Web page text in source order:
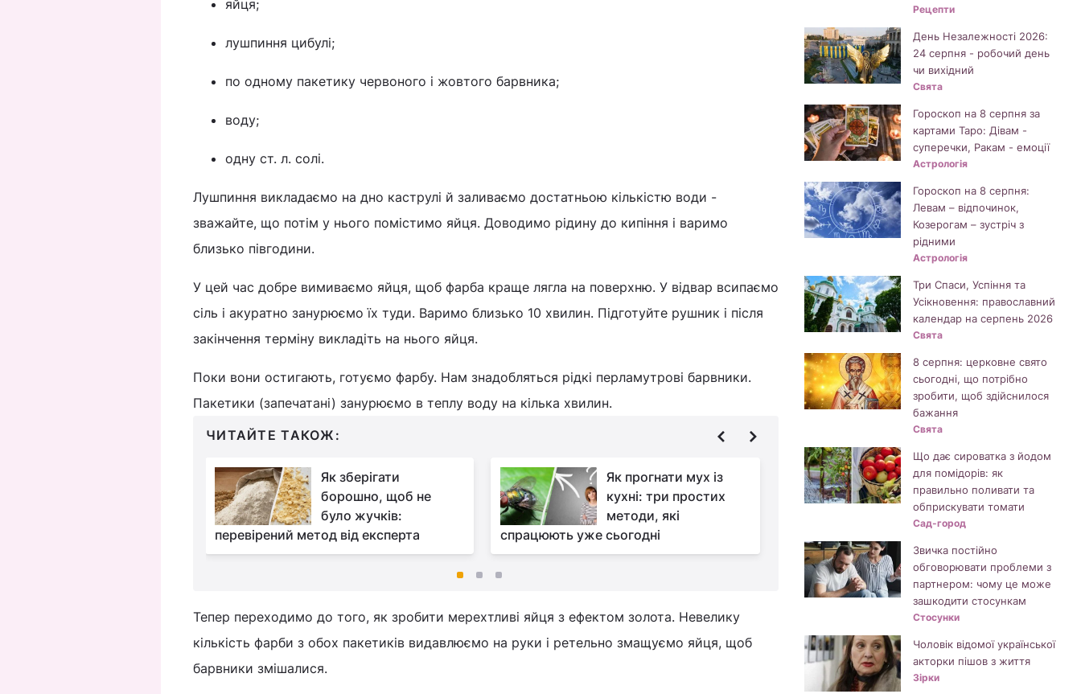
яйця;
лушпиння цибулі;
по одному пакетику червоного і жовтого барвника;
воду;
одну ст. л. солі.
Лушпиння викладаємо на дно каструлі й заливаємо достатньою кількістю води -
зважайте, що потім у нього помістимо яйця. Доводимо рідину до кипіння і варимо
близько півгодини.
У цей час добре вимиваємо яйця, щоб фарба краще лягла на поверхню. У відвар всипаємо
сіль і акуратно занурюємо їх туди. Варимо близько 10 хвилин. Підготуйте рушник і після
закінчення терміну викладіть на нього яйця.
Поки вони остигають, готуємо фарбу. Нам знадобляться рідкі перламутрові барвники.
Пакетики (запечатані) занурюємо в теплу воду на кілька хвилин.
ЧИТАЙТЕ ТАКОЖ:
Як зберігати
борошно, щоб не
було жучків:
перевірений метод від експерта
Як прогнати мух із
кухні: три простих
методи, які
спрацюють уже сьогодні
Найкращий засіб від
запаху в пральній
машині: він уже є на
Тепер переходимо до того, як зробити мерехтливі яйця з ефектом золота. Невелику
кількість фарби з обох пакетиків видавлюємо на руки і ретельно змащуємо яйця, щоб
барвники змішалися.
Рецепти
День Незалежності 2026:
24 серпня - робочий день
чи вихідний
Свята
Гороскоп на 8 серпня за
картами Таро: Дівам -
суперечки, Ракам - емоції
Астрологія
Гороскоп на 8 серпня:
Левам – відпочинок,
Козерогам – зустріч з
рідними
Астрологія
Три Спаси, Успіння та
Усікновення: православний
календар на серпень 2026
Свята
8 серпня: церковне свято
сьогодні, що потрібно
зробити, щоб здійснилося
бажання
Свята
Що дає сироватка з йодом
для помідорів: як
правильно поливати та
обприскувати томати
Сад-город
Звичка постійно
обговорювати проблеми з
партнером: чому це може
зашкодити стосункам
Стосунки
Чоловік відомої української
акторки пішов з життя
Зірки